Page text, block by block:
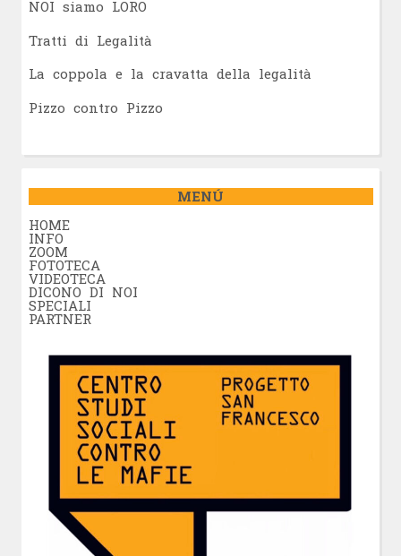
NOI siamo LORO
Tratti di Legalità
La coppola e la cravatta della legalità
Pizzo contro Pizzo
MENÚ
HOME
INFO
ZOOM
FOTOTECA
VIDEOTECA
DICONO DI NOI
SPECIALI
PARTNER